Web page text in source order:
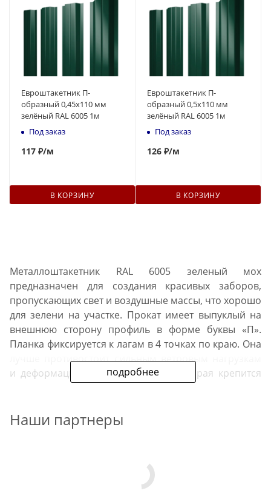
Евроштакетник П-
образный 0,45x110 мм
зелёный RAL 6005 1м
Под заказ
117 ₽/м
В КОРЗИНУ
Евроштакетник П-
образный 0,5x110 мм
зелёный RAL 6005 1м
Под заказ
126 ₽/м
В КОРЗИНУ
подробнее
Металлоштакетник RAL 6005 зеленый мох
предназначен для создания красивых заборов,
пропускающих свет и воздушные массы, что хорошо
для зелени на участке. Прокат имеет выпуклый на
внешнюю сторону профиль в форме буквы «П».
Планка фиксируется к лагам в 4 точках по краю. Она
лучше противостоит сильным ветровым нагрузкам
и деформации, чем М-образная, которая крепится
Область применения
Наши партнеры